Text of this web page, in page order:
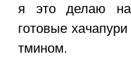
я это делаю
готовые
тмином.